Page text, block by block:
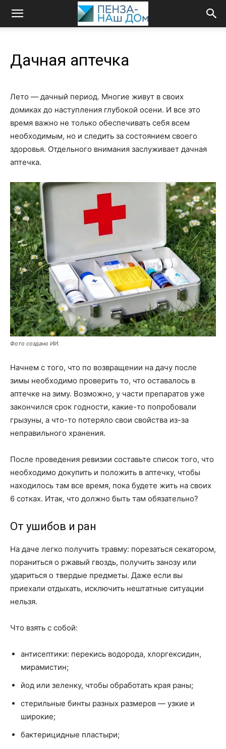
Дачная аптечка
Лето — дачный период. Многие живут в своих
домиках до наступления глубокой осени. И все это
время важно не только обеспечивать себя всем
необходимым, но и следить за состоянием своего
здоровья. Отдельного внимания заслуживает дачная
аптечка.
Фото создано ИИ.
Начнем с того, что по возвращении на дачу после
зимы необходимо проверить то, что оставалось в
аптечке на зиму. Возможно, у части препаратов уже
закончился срок годности, какие-то попробовали
грызуны, а что-то потеряло свои свойства из-за
неправильного хранения.
После проведения ревизии составьте список того, что
необходимо докупить и положить в аптечку, чтобы
находилось там все время, пока будете жить на своих
6 сотках. Итак, что должно быть там обязательно?
От ушибов и ран
На даче легко получить травму: порезаться секатором,
пораниться о ржавый гвоздь, получить занозу или
удариться о твердые предметы. Даже если вы
приехали отдыхать, исключить нештатные ситуации
нельзя.
Что взять с собой:
антисептики: перекись водорода, хлоргексидин,
мирамистин;
йод или зеленку, чтобы обработать края раны;
стерильные бинты разных размеров — узкие и
широкие;
бактерицидные пластыри;